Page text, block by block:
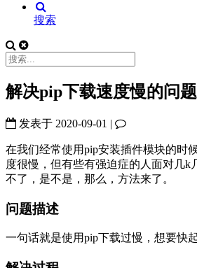
搜索
解决pip下载速度慢的问题
发表于 2020-09-01 |
在我们经常使用pip安装插件模块的时
度很慢，但有些有强迫症的人面对几k
不了，是不是，那么，方法来了。
问题描述
一句话就是使用pip下载过慢，想要快